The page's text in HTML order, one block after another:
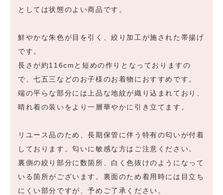
としては状態のよい商品です。
鮮やかな朱色が目を引く、絞り加工が施された帯揚げ
です。
長さが約116cmと短めの作りとなっておりますの
で、七五三などのお子様のお着物におすすめです。
端の平らな部分には上品な地紋が織り込まれており、
晴れ着の装いをより一層華やかに引き立てます。
リユース品のため、長期保管に伴う特有の匂いが付着
しております。匂いに敏感な方はご注意ください。
裏側の絞り部分に数箇所、白く色抜けのようになって
いる箇所がございます。裏面のため着用時には目立ち
にくい部分ですが、予めご了承ください。